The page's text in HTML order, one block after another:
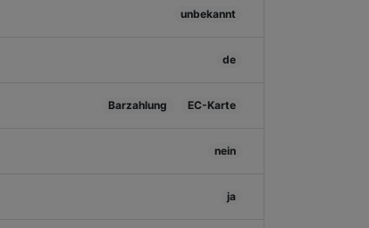
unbekannt
de
Barzahlung EC-Karte
nein
ja